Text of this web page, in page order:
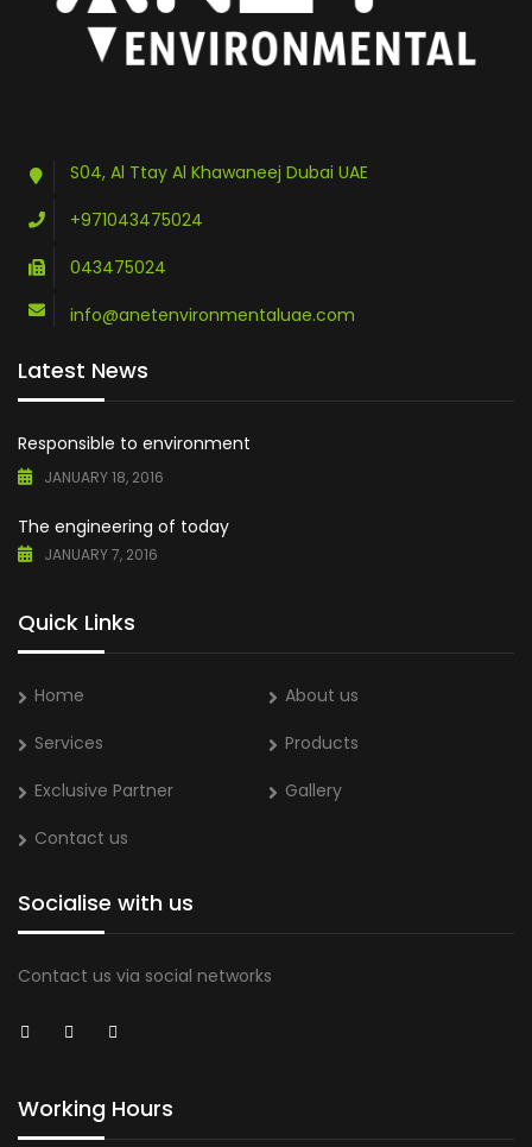
S04, Al Ttay Al Khawaneej Dubai UAE
+971043475024
043475024
info@anetenvironmentaluae.com
Latest News
Responsible to environment
JANUARY 18, 2016
The engineering of today
JANUARY 7, 2016
Quick Links
Home
About us
Services
Products
Exclusive Partner
Gallery
Contact us
Socialise with us
Contact us via social networks
Working Hours